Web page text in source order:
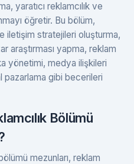
yaratıcı reklamcılık ve
öğretir. Bu bölüm,
iletişim stratejileri oluşturma,
araştırması yapma, reklam
yönetimi, medya ilişkileri
gibi becerileri
Bölümü
mezunları, reklam